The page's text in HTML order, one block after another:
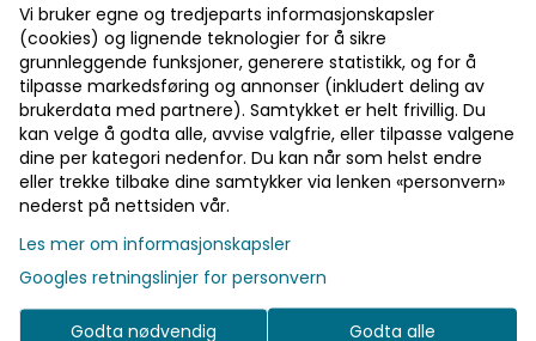
Vi bruker egne og tredjeparts informasjonskapsler
(cookies) og lignende teknologier for å sikre
grunnleggende funksjoner, generere statistikk, og for å
tilpasse markedsføring og annonser (inkludert deling av
brukerdata med partnere). Samtykket er helt frivillig. Du
kan velge å godta alle, avvise valgfrie, eller tilpasse valgene
dine per kategori nedenfor. Du kan når som helst endre
eller trekke tilbake dine samtykker via lenken «personvern»
nederst på nettsiden vår.
Les mer om informasjonskapsler
Googles retningslinjer for personvern
Godta nødvendig Godta alle